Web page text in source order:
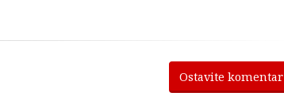
Ostavite komentar